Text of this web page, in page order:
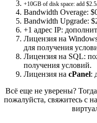
+10GB of disk space: add
Bandwidth Overage:
Bandwidth Upgrade:
+1 адрес IP:
Лицензия на
для получения
Лицензия на SQL:
получения условий.
Лицензия на cPanel:
Всё еще не уверены?
пожалуйста, свяжитесь с